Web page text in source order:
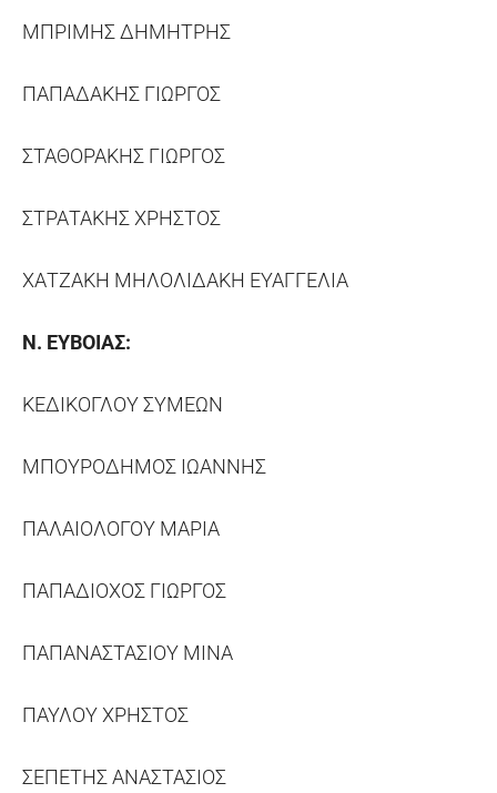
ΜΠΡΙΜΗΣ ΔΗΜΗΤΡΗΣ
ΠΑΠΑΔΑΚΗΣ ΓΙΩΡΓΟΣ
ΣΤΑΘΟΡΑΚΗΣ ΓΙΩΡΓΟΣ
ΣΤΡΑΤΑΚΗΣ ΧΡΗΣΤΟΣ
ΧΑΤΖΑΚΗ ΜΗΛΟΛΙΔΑΚΗ ΕΥΑΓΓΕΛΙΑ
Ν. ΕΥΒΟΙΑΣ:
ΚΕΔΙΚΟΓΛΟΥ ΣΥΜΕΩΝ
ΜΠΟΥΡΟΔΗΜΟΣ ΙΩΑΝΝΗΣ
ΠΑΛΑΙΟΛΟΓΟΥ ΜΑΡΙΑ
ΠΑΠΑΔΙΟΧΟΣ ΓΙΩΡΓΟΣ
ΠΑΠΑΝΑΣΤΑΣΙΟΥ ΜΙΝΑ
ΠΑΥΛΟΥ ΧΡΗΣΤΟΣ
ΣΕΠΕΤΗΣ ΑΝΑΣΤΑΣΙΟΣ